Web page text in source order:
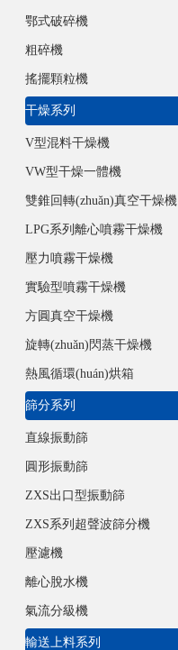
鄂式破碎機
粗碎機
搖擺顆粒機
干燥系列
V型混料干燥機
VW型干燥一體機
雙錐回轉(zhuǎn)真空干燥機
LPG系列離心噴霧干燥機
壓力噴霧干燥機
實驗型噴霧干燥機
方圓真空干燥機
旋轉(zhuǎn)閃蒸干燥機
熱風循環(huán)烘箱
篩分系列
直線振動篩
圓形振動篩
ZXS出口型振動篩
ZXS系列超聲波篩分機
壓濾機
離心脫水機
氣流分級機
輸送上料系列